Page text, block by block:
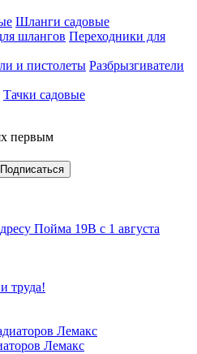
Шланги садовые
Переходники для
Разбрызгиватели
Тачки садовые
первым
Пойма 19В с 1 августа
труда!
Лемакс